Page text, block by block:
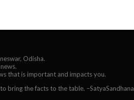
Odisha.
that is important and impacts you.
bring the facts to the table. –SatyaSandhana